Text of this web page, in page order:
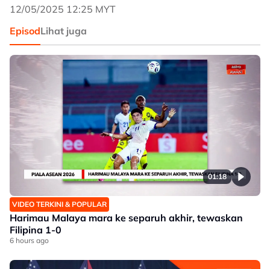
12/05/2025 12:25 MYT
EpisodLihat juga
01:18
VIDEO TERKINI & POPULAR
Harimau Malaya mara ke separuh akhir, tewaskan
Filipina 1-0
6 hours ago